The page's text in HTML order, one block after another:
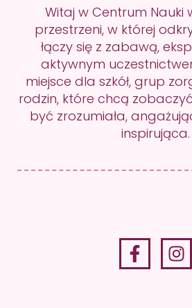
Witaj w Centrum Nauki
przestrzeni, w której
łączy się z zabawą,
aktywnym
miejsce dla szkół, grup
rodzin, które chcą
być zrozumiała,
inspirująca.